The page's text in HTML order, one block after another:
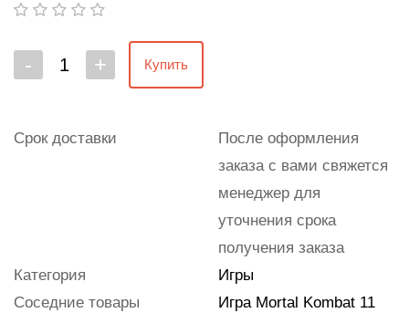
- + Купить
Срок доставки
После оформления
заказа с вами свяжется
менеджер для
уточнения срока
получения заказа
Категория
Игры
Соседние товары
Игра Mortal Kombat 11